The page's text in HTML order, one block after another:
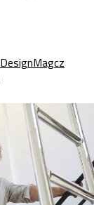
DesignMagcz